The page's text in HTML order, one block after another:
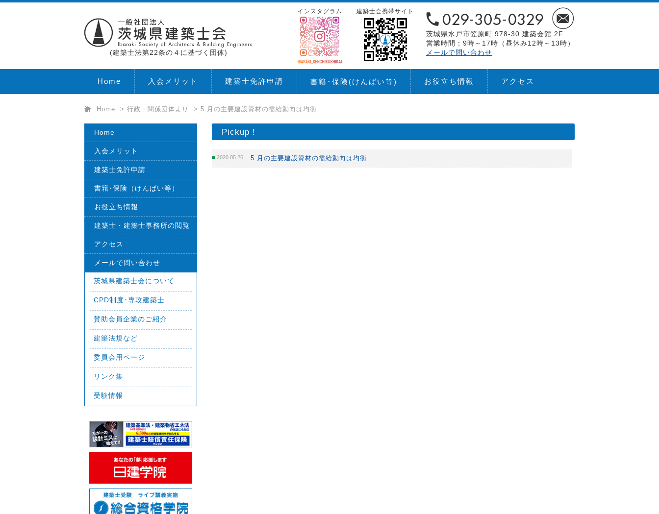
(建築士法第22条の４に基づく団体)
茨城県水戸市笠原町 978-30 建築会館 2F
営業時間：9時～17時（昼休み12時～13時）
メールで問い合わせ
建築士会携帯サイト
インスタグラム
Home 入会メリット 建築士免許申請 書籍･保険(けんばい等) お役立ち情報 アクセス
Home > 行政・関係団体より > 5 月の主要建設資材の需給動向は均衡
Pickup！
2020.05.26 5 月の主要建設資材の需給動向は均衡
Home
入会メリット
建築士免許申請
書籍･保険（けんばい等）
お役立ち情報
建築士・建築士事務所の閲覧
アクセス
メールで問い合わせ
茨城県建築士会について
CPD制度･専攻建築士
賛助会員企業のご紹介
建築法規など
委員会用ページ
リンク集
受験情報